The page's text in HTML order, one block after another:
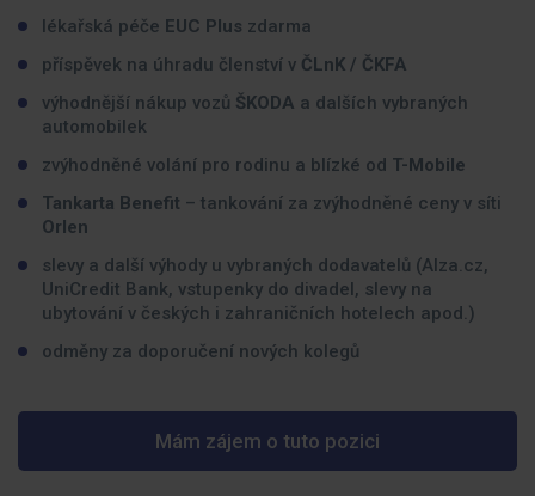
lékařská péče EUC Plus zdarma
příspěvek na úhradu členství v ČLnK / ČKFA
výhodnější nákup vozů ŠKODA a dalších vybraných
automobilek
zvýhodněné volání pro rodinu a blízké od T-Mobile
Tankarta Benefit – tankování za zvýhodněné ceny v síti
Orlen
slevy a další výhody u vybraných dodavatelů (Alza.cz,
UniCredit Bank, vstupenky do divadel, slevy na
ubytování v českých i zahraničních hotelech apod.)
odměny za doporučení nových kolegů
Mám zájem o tuto pozici